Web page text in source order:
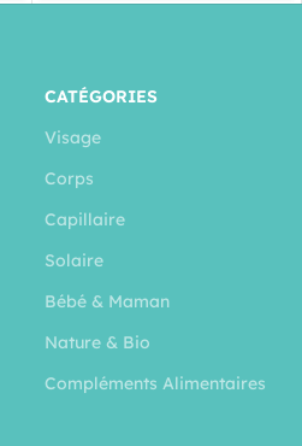
CATÉGORIES
Visage
Corps
Capillaire
Solaire
Bébé & Maman
Nature & Bio
Compléments Alimentaires